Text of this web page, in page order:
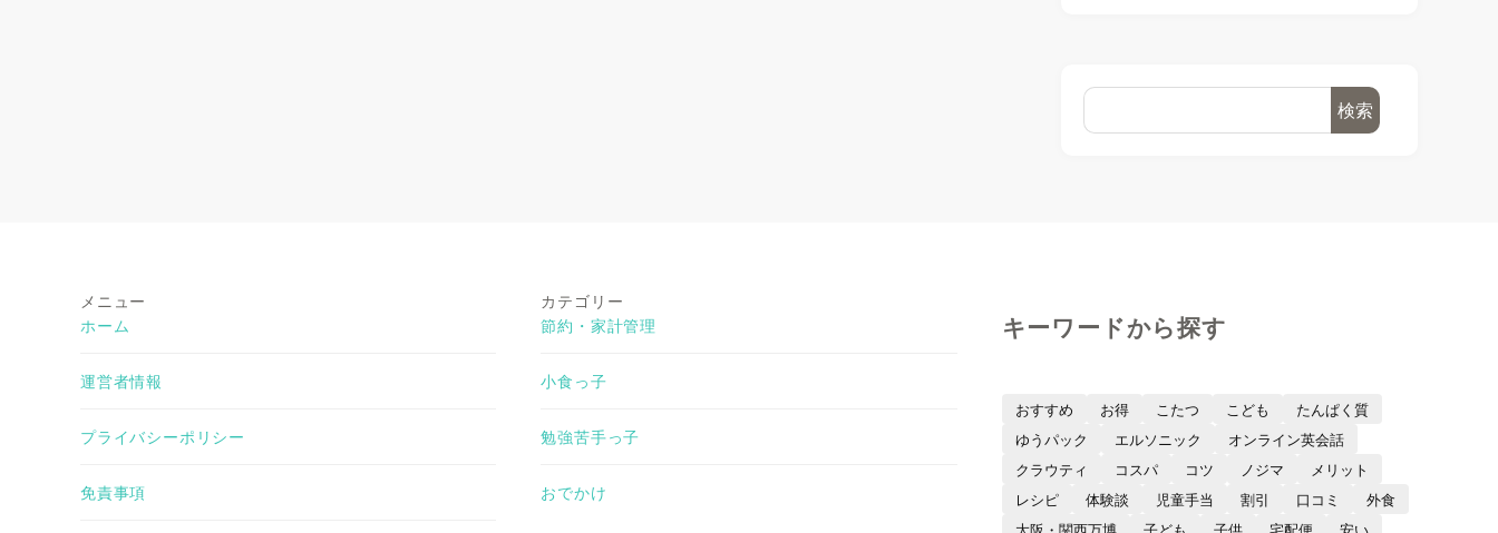
検索
メニュー
ホーム
運営者情報
プライバシーポリシー
免責事項
カテゴリー
節約・家計管理
小食っ子
勉強苦手っ子
おでかけ
キーワードから探す
おすすめ お得 こたつ こども
たんぱく質
ゆうパック
エルソニック
オンライン英会話
クラウティ
コスパ コツ ノジマ
メリット
レシピ
体験談 児童手当 割引 口コミ
外食
大阪・関西万博
子ども 子供 宅配便 安い